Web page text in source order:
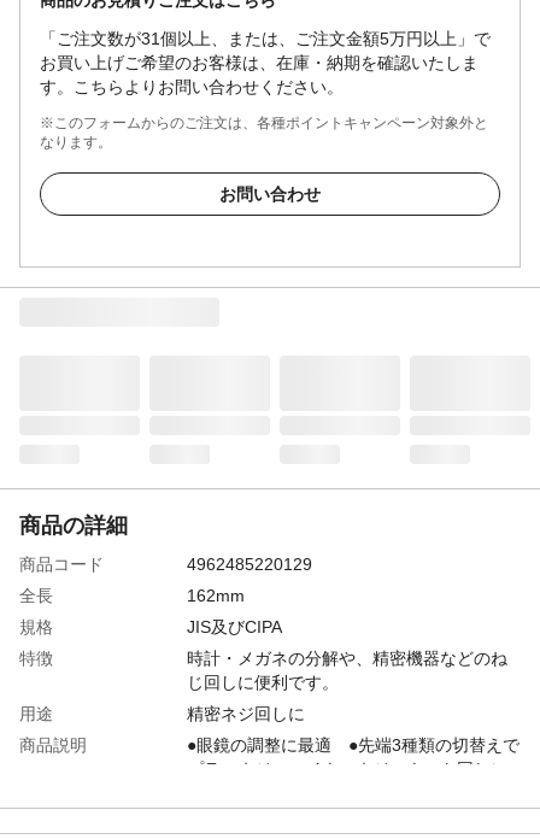
「ご注文数が31個以上、または、ご注文金額5万円以上」で
お買い上げご希望のお客様は、在庫・納期を確認いたしま
す。こちらよりお問い合わせください。
※このフォームからのご注文は、各種ポイントキャンペーン対象外と
なります。
お問い合わせ
商品の詳細
商品コード
4962485220129
全長
162mm
規格
JIS及びCIPA
特徴
時計・メガネの分解や、精密機器などのね
じ回しに便利です。
用途
精密ネジ回しに
商品説明
●眼鏡の調整に最適 ●先端3種類の切替えで
プラスネジ、マイナスネジ、ナット回しに